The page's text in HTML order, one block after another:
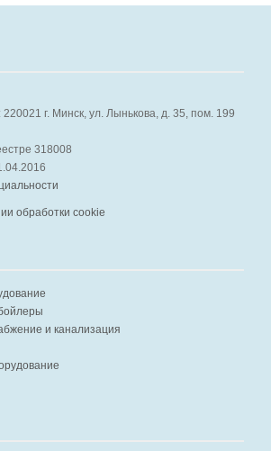
220021 г. Минск, ул. Лынькова, д. 35, пом. 199
318008
обработки cookie
и канализация